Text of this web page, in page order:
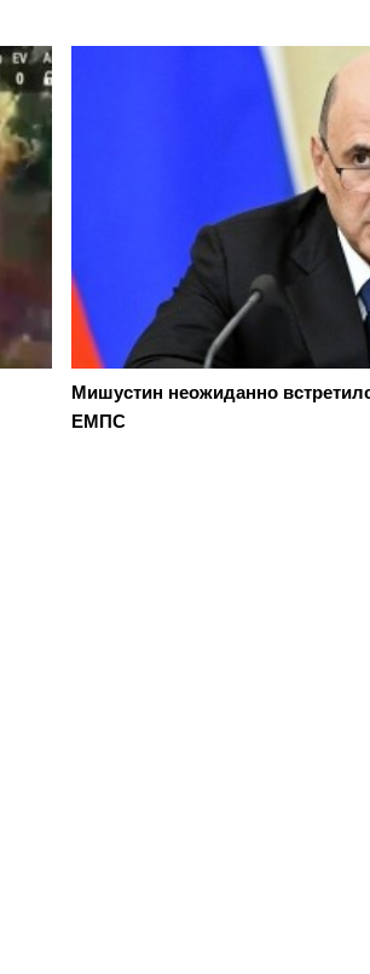
Мишустин неожиданно
ЕМПС